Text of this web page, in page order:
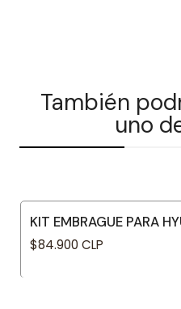
También
uno
KIT EMBRAGUE PARA
$84.900 CLP